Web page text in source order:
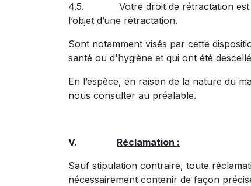
4.5. Votre droit de rétractation est
l’objet d’une rétractation.
Sont notamment visés par cette
santé ou d'hygiène et qui ont été
En l’espèce, en raison de la nature du
nous consulter au préalable.
V. Réclamation :
Sauf stipulation contraire, toute
nécessairement contenir de façon